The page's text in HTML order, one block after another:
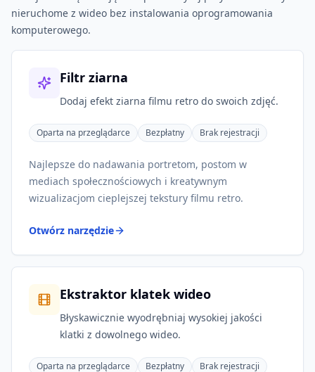
nieruchome z wideo bez instalowania oprogramowania
komputerowego.
Filtr ziarna
Dodaj efekt ziarna filmu retro do swoich zdjęć.
Oparta na przeglądarce Bezpłatny Brak rejestracji
Najlepsze do nadawania portretom, postom w
mediach społecznościowych i kreatywnym
wizualizacjom cieplejszej tekstury filmu retro.
Otwórz narzędzie
Ekstraktor klatek wideo
Błyskawicznie wyodrębniaj wysokiej jakości
klatki z dowolnego wideo.
Oparta na przeglądarce Bezpłatny Brak rejestracji